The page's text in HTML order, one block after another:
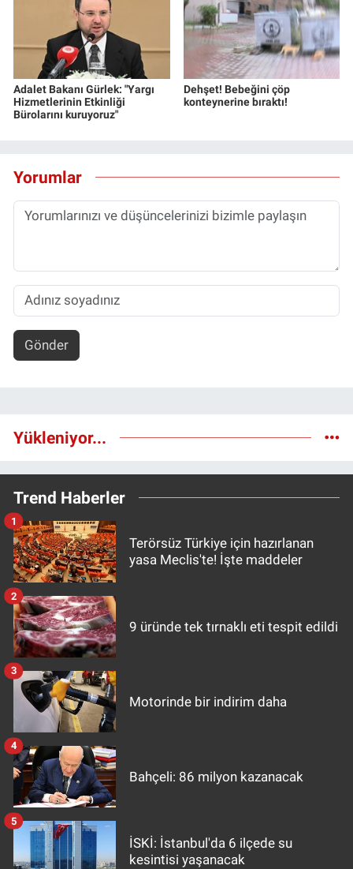
Adalet Bakanı Gürlek: "Yargı
Hizmetlerinin Etkinliği
Bürolarını kuruyoruz"
Dehşet! Bebeğini çöp
konteynerine bıraktı!
Yorumlar
Gönder
Yükleniyor...
Trend Haberler
Terörsüz Türkiye için hazırlanan
yasa Meclis'te! İşte maddeler
1
9 üründe tek tırnaklı eti tespit edildi
2
Motorinde bir indirim daha
3
Bahçeli: 86 milyon kazanacak
4
İSKİ: İstanbul'da 6 ilçede su
kesintisi yaşanacak
5
Yerel Yaşam
Canlı Yayın